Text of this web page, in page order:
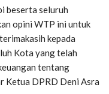
beserta seluruh
opini WTP ini untuk
kepada
Kota yang telah
tentang
Ketua DPRD Deni Asra